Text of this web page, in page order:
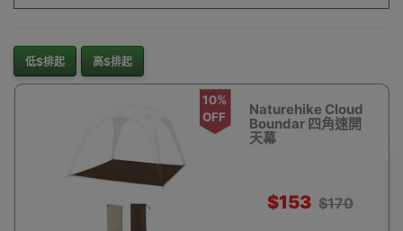
低$排起 高$排起
10%
OFF
Naturehike Cloud
Boundar 四角速開
天幕
$153 $170